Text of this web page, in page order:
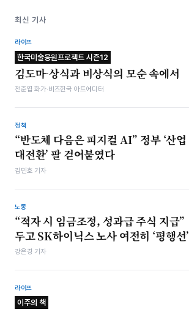
최신 기사
라이프
한국미술응원프로젝트 시즌12
김도마-상식과 비상식의 모순 속에서
전준엽 화가·비즈한국 아트에디터
정책
“반도체 다음은 피지컬 AI” 정부 ‘산업
대전환’ 팔 걷어붙였다
김민호 기자
노동
“적자 시 임금조정, 성과급 주식 지급”
두고 SK하이닉스 노사 여전히 ‘평행선’
강은경 기자
라이프
이주의 책